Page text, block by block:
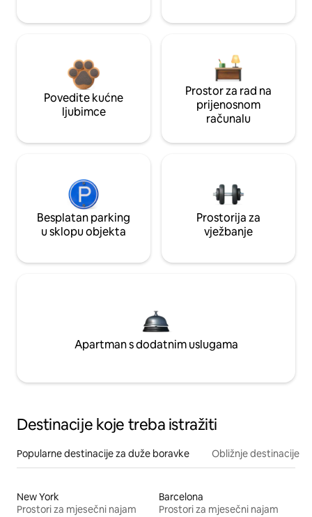
Povedite kućne
ljubimce
Prostor za rad na
prijenosnom
računalu
Besplatan parking
u sklopu objekta
Prostorija za
vježbanje
Apartman s dodatnim uslugama
Destinacije koje treba istražiti
Popularne destinacije za duže boravke Obližnje destinacije
New York
Prostori za mjesečni najam
Barcelona
Prostori za mjesečni najam